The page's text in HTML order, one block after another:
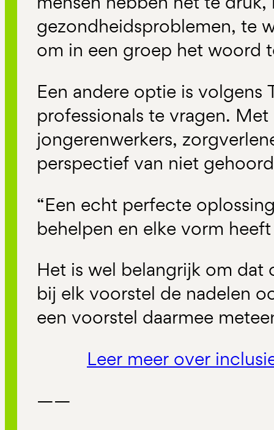
gezondheidsproblemen, te
om in een groep het woord
Een andere optie is volgens
professionals te vragen.
jongerenwerkers,
perspectief van niet
“Een echt perfecte
behelpen en elke vorm
Het is wel belangrijk om dat
bij elk voorstel de nadelen
een voorstel daarmee
Leer meer over
——